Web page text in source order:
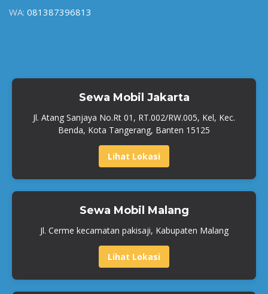
WA: 081387396813
Sewa Mobil Jakarta
Jl. Atang Sanjaya No.Rt 01, RT.002/RW.005, Kel, Kec.
Benda, Kota Tangerang, Banten 15125
Lihat Lokasi
Sewa Mobil Malang
Jl. Cerme kecamatan pakisaji, Kabupaten Malang
Lihat Lokasi